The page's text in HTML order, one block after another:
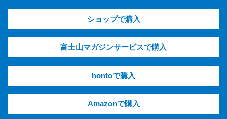
ショップで購入
富士山マガジンサービスで購入
hontoで購入
Amazonで購入